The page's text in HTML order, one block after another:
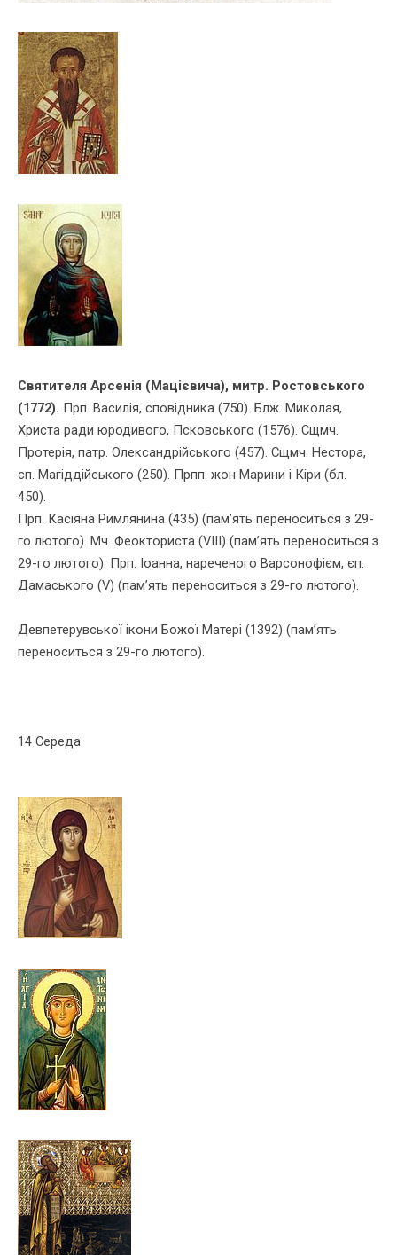
Святителя Арсенія (Мацієвича), митр. Ростовського
(1772). Прп. Василія, сповідника (750). Блж. Миколая,
Христа ради юродивого, Псковського (1576). Сщмч.
Протерія, патр. Олександрійського (457). Сщмч. Нестора,
єп. Магіддійського (250). Прпп. жон Марини і Кіри (бл.
450).
Прп. Касі­яна Римлянина (435) (пам’ять переноситься з 29-
го лютого). Мч. Феок­ториста (VIII) (пам’ять переноситься з
29-го лютого). Прп. Іоанна, нареченого Варсонофієм, єп.
Дамаського (V) (пам’ять переноситься з 29-го лютого).
Девпетерувської ікони Божої Матері (1392) (пам’ять
переноситься з 29-го лютого).
14 Середа